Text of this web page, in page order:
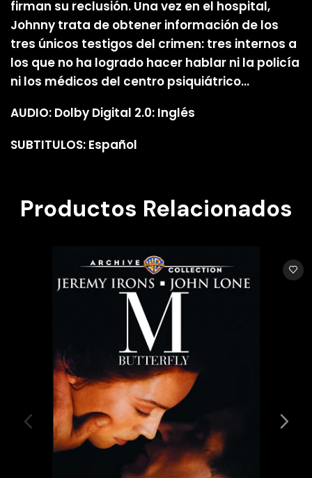
firman su reclusión. Una vez en el hospital,
Johnny trata de obtener información de los
tres únicos testigos del crimen: tres internos a
los que no ha logrado hacer hablar ni la policía
ni los médicos del centro psiquiátrico…
AUDIO: Dolby Digital 2.0: Inglés
SUBTITULOS: Español
Productos Relacionados